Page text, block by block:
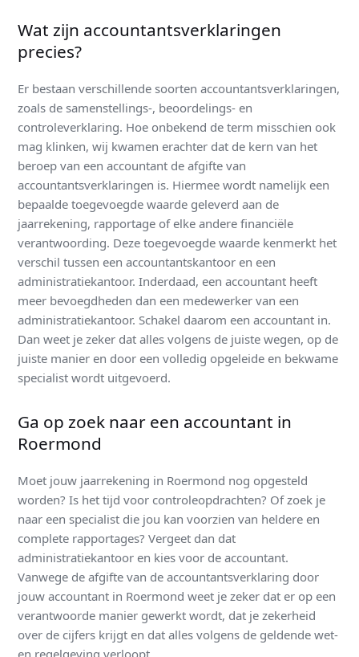
Wat zijn accountantsverklaringen
precies?
Er bestaan verschillende soorten accountantsverklaringen,
zoals de samenstellings-, beoordelings- en
controleverklaring. Hoe onbekend de term misschien ook
mag klinken, wij kwamen erachter dat de kern van het
beroep van een accountant de afgifte van
accountantsverklaringen is. Hiermee wordt namelijk een
bepaalde toegevoegde waarde geleverd aan de
jaarrekening, rapportage of elke andere financiële
verantwoording. Deze toegevoegde waarde kenmerkt het
verschil tussen een accountantskantoor en een
administratiekantoor. Inderdaad, een accountant heeft
meer bevoegdheden dan een medewerker van een
administratiekantoor. Schakel daarom een accountant in.
Dan weet je zeker dat alles volgens de juiste wegen, op de
juiste manier en door een volledig opgeleide en bekwame
specialist wordt uitgevoerd.
Ga op zoek naar een accountant in
Roermond
Moet jouw jaarrekening in Roermond nog opgesteld
worden? Is het tijd voor controleopdrachten? Of zoek je
naar een specialist die jou kan voorzien van heldere en
complete rapportages? Vergeet dan dat
administratiekantoor en kies voor de accountant.
Vanwege de afgifte van de accountantsverklaring door
jouw accountant in Roermond weet je zeker dat er op een
verantwoorde manier gewerkt wordt, dat je zekerheid
over de cijfers krijgt en dat alles volgens de geldende wet-
en regelgeving verloopt.